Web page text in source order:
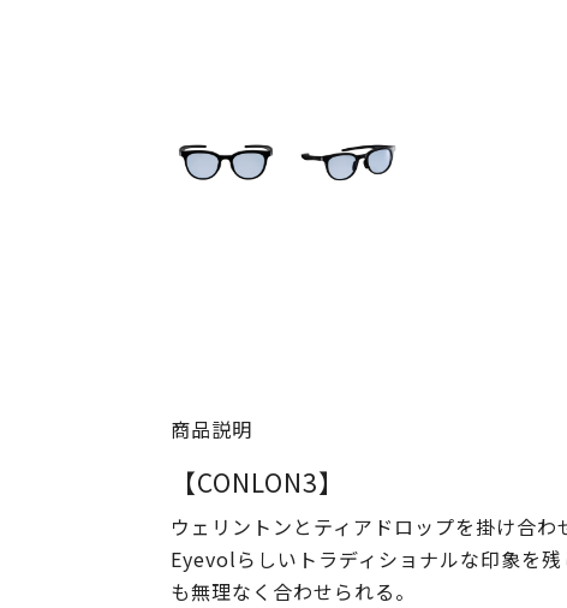
商品説明
【CONLON3】
ウェリントンとティアドロップを掛け合わ
Eyevolらしいトラディショナルな印象を
も無理なく合わせられる。